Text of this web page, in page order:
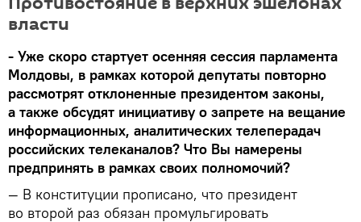
власти
- Уже скоро стартует осенняя сессия парламента
Молдовы, в рамках которой депутаты повторно
рассмотрят отклоненные президентом законы,
а также обсудят инициативу о запрете на вещание
информационных, аналитических телеперадач
российских телеканалов? Что Вы намерены
предпринять в рамках своих полномочий?
— В конституции прописано, что президент
во второй раз обязан промульгировать